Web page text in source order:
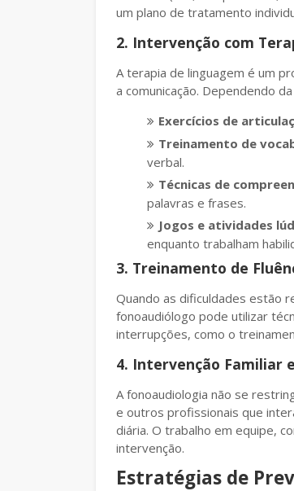
um plano de tratamento
2. Intervenção com
A terapia de linguagem é um
a comunicação. Dependendo
Exercícios de
Treinamento de
verbal.
Técnicas de
palavras e frases.
Jogos e atividades
enquanto trabalham
3. Treinamento de
Quando as dificuldades estão
fonoaudiólogo pode utilizar
interrupções, como o
4. Intervenção Familiar
A fonoaudiologia não se
e outros profissionais que
diária. O trabalho em equipe,
intervenção.
Estratégias de